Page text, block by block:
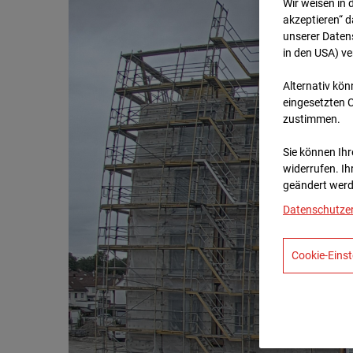
Wir weisen in
akzeptieren“
unserer
in den USA)
Alternativ
eingesetzten
zustimmen.
Sie können
widerrufen.
geändert
Cookie-